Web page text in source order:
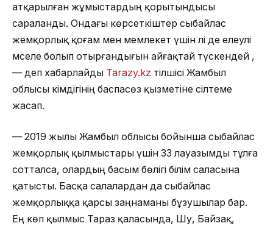
атқарылған жұмыстардың қорытындысы
сараланды. Ондағы көрсеткіштер сыбайлас
жемқорлық қоғам мен мемлекет үшін әлі де елеулі
мәселе болып отырғандығын айғақтай түскендей ,
— деп хабарлайды Tarazy.kz тілшісі Жамбыл
облысы әкімдігінің баспасөз қызметіне сілтеме
жасап.
— 2019 жылы Жамбыл облысы бойынша сыбайлас
жемқорлық қылмыстары үшін 33 лауазымды тұлға
сотталса, олардың басым бөлігі білім саласына
қатысты. Басқа салалардан да сыбайлас
жемқорлыққа қарсы заңнаманы бұзушылар бар.
Ең көп қылмыс Тараз қаласында, Шу, Байзақ,